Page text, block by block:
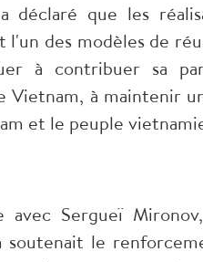
déclaré que les
des modèles de
à contribuer sa
Vietnam, à maintenir
et le peuple
Sergueï
soutenait le